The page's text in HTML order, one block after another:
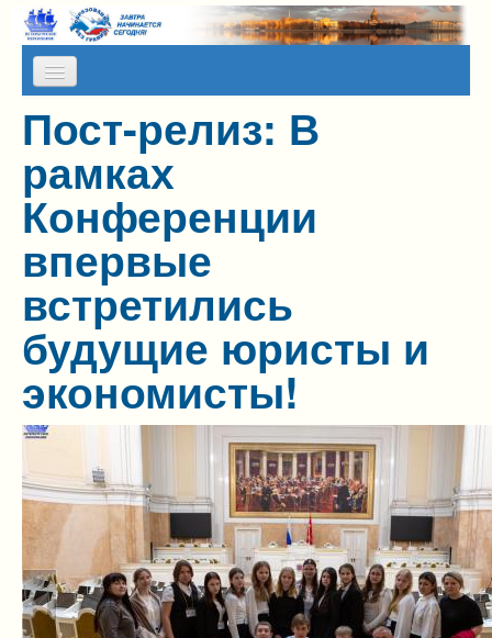
Skip to content
Skip to navigation
О НАС
КАЛЕНДАРЬ МЕРОПРИЯТИЙ
ПРЕСС-СЛУЖБА
АЛЬМАНАХ МИР
ПРОГРАММЫ НА КАНИКУЛЫ
ОТЗЫВЫ
ФОТОГАЛЕРЕИ
Пост-релиз: В
рамках
Конференции
впервые
встретились
будущие юристы и
экономисты!